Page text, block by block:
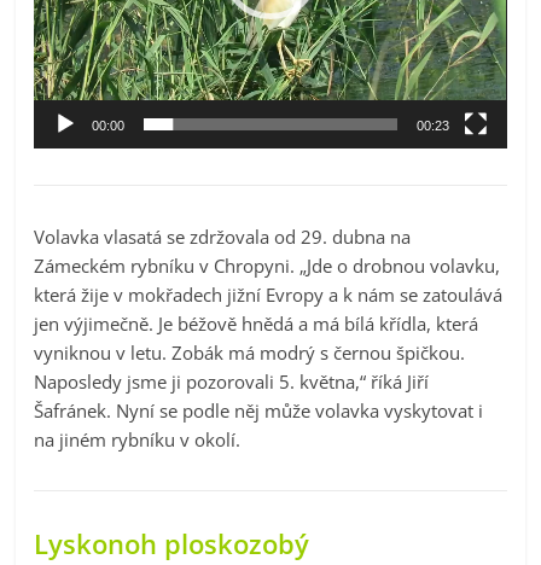
00:00 00:23
Volavka vlasatá se zdržovala od 29. dubna na
Zámeckém rybníku v Chropyni. „Jde o drobnou volavku,
která žije v mokřadech jižní Evropy a k nám se zatoulává
jen výjimečně. Je béžově hnědá a má bílá křídla, která
vyniknou v letu. Zobák má modrý s černou špičkou.
Naposledy jsme ji pozorovali 5. května,“ říká Jiří
Šafránek. Nyní se podle něj může volavka vyskytovat i
na jiném rybníku v okolí.
Lyskonoh ploskozobý